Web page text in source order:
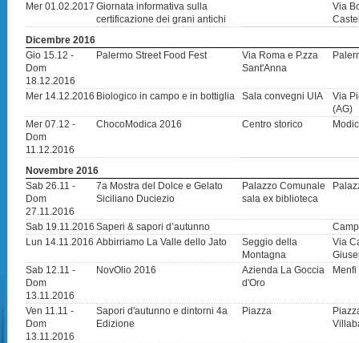
Mer 01.02.2017 Giornata informativa sulla
certificazione dei grani antichi
Via
Dicembre 2016
Gio 15.12 -
Dom
18.12.2016
Palermo Street Food Fest
Via Roma e P.zza
Sant'Anna
Mer 14.12.2016 Biologico in campo e in bottiglia Sala convegni UIA
Via
(AG)
Mer 07.12 -
Dom
11.12.2016
ChocoModica 2016 Centro storico
Novembre 2016
Sab 26.11 -
Dom
27.11.2016
7a Mostra del Dolce e Gelato
Siciliano Duciezio
Palazzo Comunale
sala ex biblioteca
Sab 19.11.2016 Saperi & sapori d’autunno
Lun 14.11.2016 Abbirriamo La Valle dello Jato
Seggio della
Montagna
Via
Sab 12.11 -
Dom
13.11.2016
NovOlio 2016
Azienda La Goccia
d'Oro
Ven 11.11 -
Dom
13.11.2016
Sapori d'autunno e dintorni 4a
Edizione
Piazza